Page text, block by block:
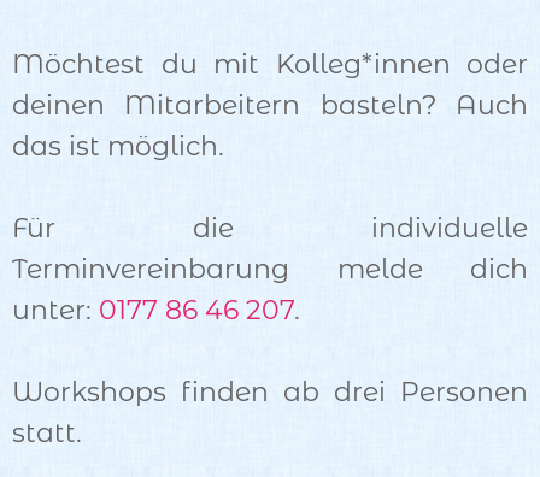
Möchtest du mit Kolleg*innen oder
deinen Mitarbeitern basteln? Auch
das ist möglich.
Für die individuelle
Terminvereinbarung melde dich
unter: 0177 86 46 207.
Workshops finden ab drei Personen
statt.